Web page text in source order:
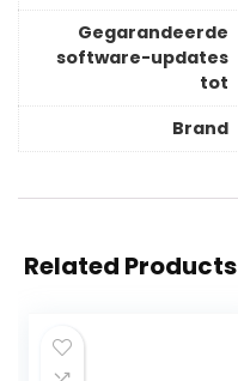
Gegarandeerde
software-updates
tot
Brand
Related Products